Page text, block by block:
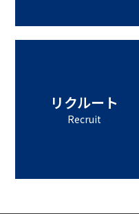
リクルート
Recruit